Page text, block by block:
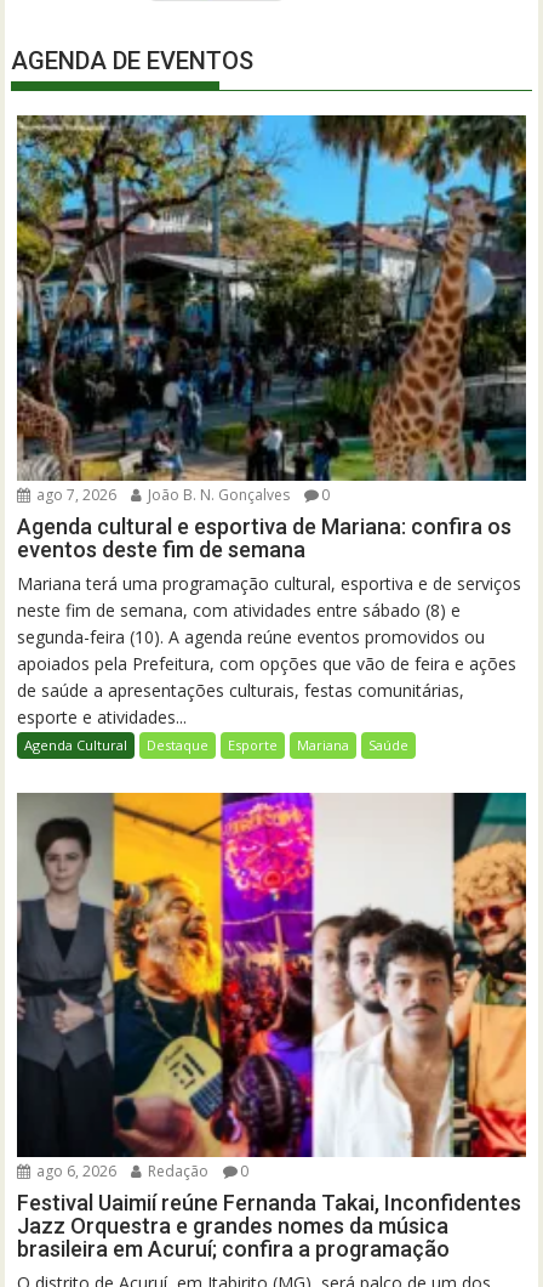
AGENDA DE EVENTOS
ago 7, 2026 João B. N. Gonçalves 0
Agenda cultural e esportiva de Mariana: confira os
eventos deste fim de semana
Mariana terá uma programação cultural, esportiva e de serviços
neste fim de semana, com atividades entre sábado (8) e
segunda-feira (10). A agenda reúne eventos promovidos ou
apoiados pela Prefeitura, com opções que vão de feira e ações
de saúde a apresentações culturais, festas comunitárias,
esporte e atividades...
Agenda Cultural Destaque Esporte Mariana Saúde
ago 6, 2026 Redação 0
Festival Uaimií reúne Fernanda Takai, Inconfidentes
Jazz Orquestra e grandes nomes da música
brasileira em Acuruí; confira a programação